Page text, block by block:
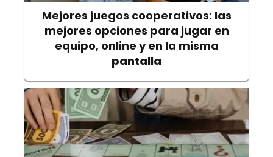
Mejores juegos cooperativos: las
mejores opciones para jugar en
equipo, online y en la misma
pantalla